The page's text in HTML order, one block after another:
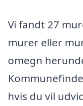
Vi fandt 27
murer eller
omegn
hvis du vil